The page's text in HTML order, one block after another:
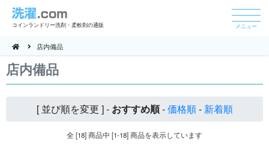
コインランドリー洗剤・柔軟剤の通販 メニュー
店内備品
店内備品
[ 並び順を変更 ] - おすすめ順-価格順- 新着順
全 [18] 商品中 [1-18] 商品を表示しています